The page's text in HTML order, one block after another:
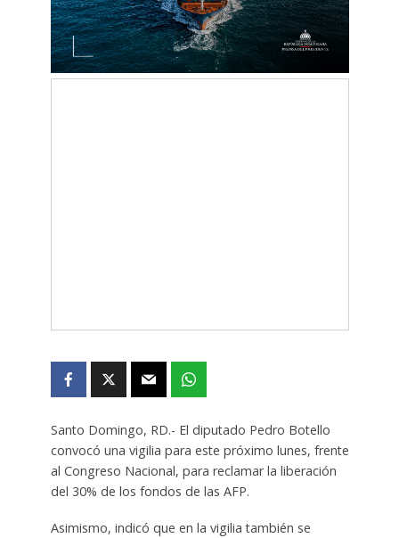
Santo Domingo, RD.- El diputado Pedro Botello
convocó una vigilia para este próximo lunes, frente
al Congreso Nacional, para reclamar la liberación
del 30% de los fondos de las AFP.
Asimismo, indicó que en la vigilia también se